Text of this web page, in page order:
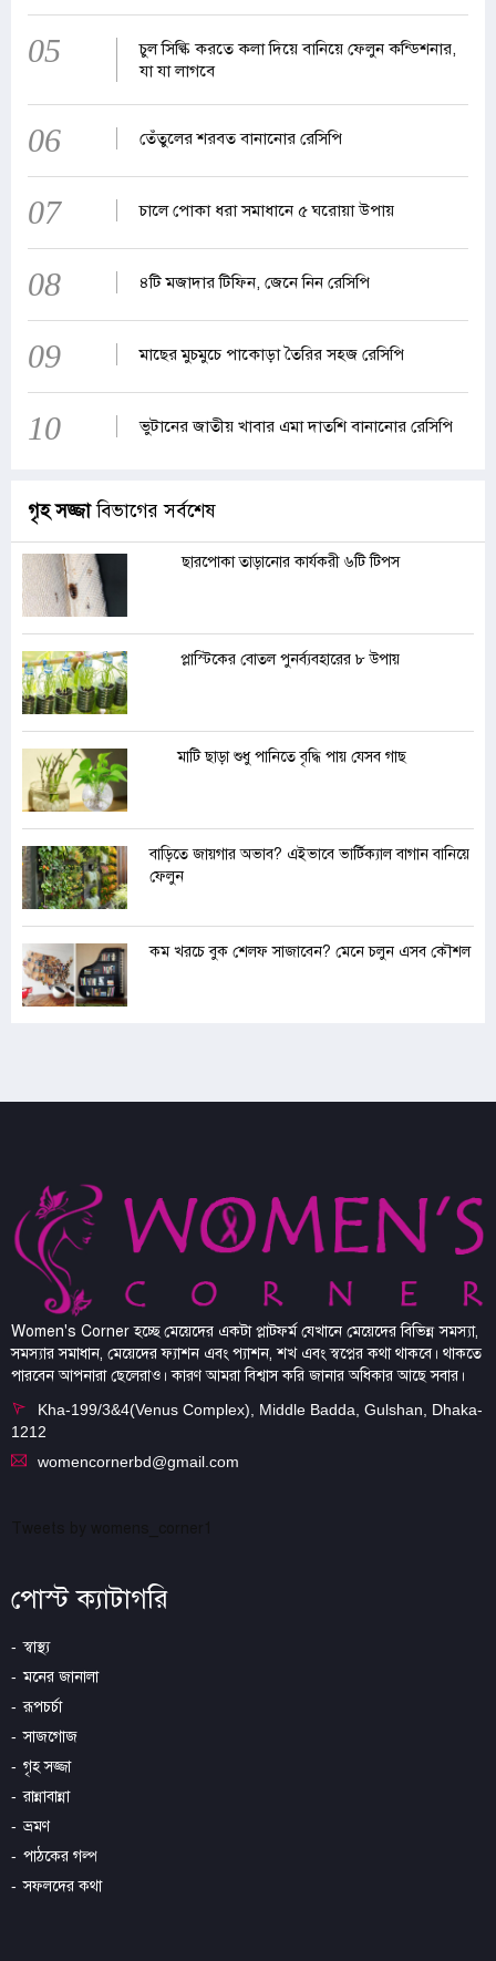
05
চুল সিল্কি করতে কলা দিয়ে বানিয়ে ফেলুন কন্ডিশনার,
যা যা লাগবে
06 তেঁতুলের শরবত বানানোর রেসিপি
07 চালে পোকা ধরা সমাধানে ৫ ঘরোয়া উপায়
08 ৪টি মজাদার টিফিন, জেনে নিন রেসিপি
09 মাছের মুচমুচে পাকোড়া তৈরির সহজ রেসিপি
10 ভুটানের জাতীয় খাবার এমা দাতশি বানানোর রেসিপি
গৃহ সজ্জাবিভাগের সর্বশেষ
ছারপোকা তাড়ানোর কার্যকরী ৬টি টিপস
প্লাস্টিকের বোতল পুনর্ব্যবহারের ৮ উপায়
মাটি ছাড়া শুধু পানিতে বৃদ্ধি পায় যেসব গাছ
বাড়িতে জায়গার অভাব? এইভাবে ভার্টিক্যাল বাগান বানিয়ে
ফেলুন
কম খরচে বুক শেলফ সাজাবেন? মেনে চলুন এসব কৌশল
Women's Corner হচ্ছে মেয়েদের একটা প্লাটফর্ম যেখানে মেয়েদের বিভিন্ন সমস্যা,
সমস্যার সমাধান, মেয়েদের ফ্যাশন এবং প্যাশন, শখ এবং স্বপ্নের কথা থাকবে। থাকতে
পারবেন আপনারা ছেলেরাও। কারণ আমরা বিশ্বাস করি জানার অধিকার আছে সবার।
Kha-199/3&4(Venus Complex), Middle Badda, Gulshan, Dhaka-
1212
womencornerbd@gmail.com
পোস্ট ক্যাটাগরি
স্বাস্থ্য
মনের জানালা
রূপচর্চা
সাজগোজ
গৃহ সজ্জা
রান্নাবান্না
ভ্রমণ
পাঠকের গল্প
সফলদের কথা